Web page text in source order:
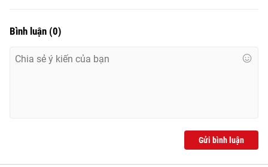
Bình luận (0)
Gửi bình luận